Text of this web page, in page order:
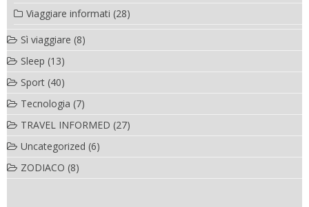
Viaggiare informati (28)
Sì viaggiare (8)
Sleep (13)
Sport (40)
Tecnologia (7)
TRAVEL INFORMED (27)
Uncategorized (6)
ZODIACO (8)